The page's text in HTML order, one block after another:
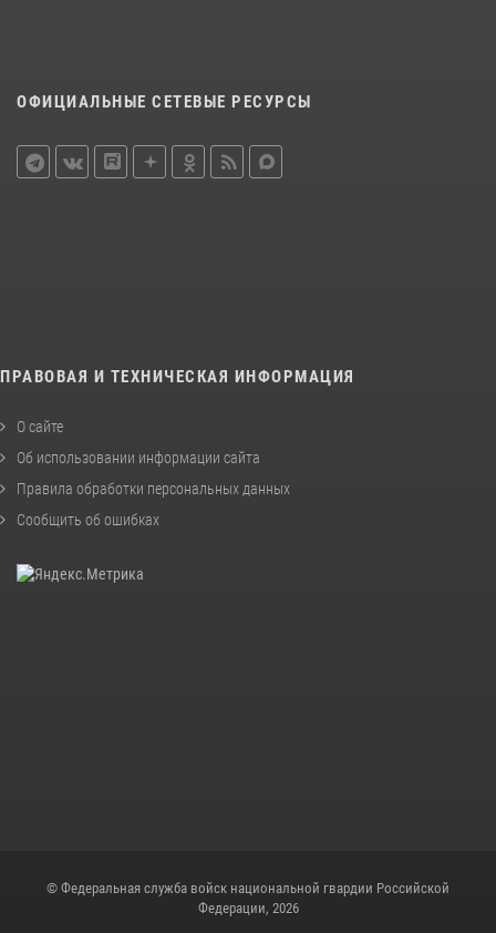
ОФИЦИАЛЬНЫЕ СЕТЕВЫЕ РЕСУРСЫ
ПРАВОВАЯ И ТЕХНИЧЕСКАЯ ИНФОРМАЦИЯ
О сайте
Об использовании информации сайта
Правила обработки персональных данных
Сообщить об ошибках
© Федеральная служба войск национальной гвардии Российской
Федерации, 2026